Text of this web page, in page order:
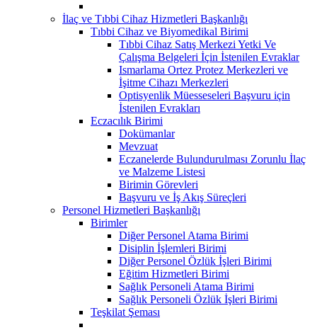
İlaç ve Tıbbi Cihaz Hizmetleri Başkanlığı
Tıbbi Cihaz ve Biyomedikal Birimi
Tıbbi Cihaz Satış Merkezi Yetki Ve
Çalışma Belgeleri İçin İstenilen Evraklar
Ismarlama Ortez Protez Merkezleri ve
İşitme Cihazı Merkezleri
Optisyenlik Müesseseleri Başvuru için
İstenilen Evrakları
Eczacılık Birimi
Dokümanlar
Mevzuat
Eczanelerde Bulundurulması Zorunlu İlaç
ve Malzeme Listesi
Birimin Görevleri
Başvuru ve İş Akış Süreçleri
Personel Hizmetleri Başkanlığı
Birimler
Diğer Personel Atama Birimi
Disiplin İşlemleri Birimi
Diğer Personel Özlük İşleri Birimi
Eğitim Hizmetleri Birimi
Sağlık Personeli Atama Birimi
Sağlık Personeli Özlük İşleri Birimi
Teşkilat Şeması